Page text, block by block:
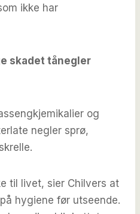
ikke har
skadet tånegler
og
negler sprø,
til livet, sier Chilvers at
hygiene før utseende.